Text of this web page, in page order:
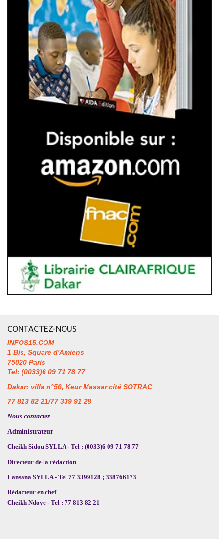
CONTACTEZ-NOUS
INFOS15.COM
1 Bis, Square d'Amiens
75020 Paris
Tel: (0033)6 09 71 78 77
Dakar: villa n°56, Keur Massar cité SOTRAC
77 813 82 21/77 339 91 28
Nous contacter
Administrateur
Cheikh Sidou SYLLA - Tel : (0033)6 09 71 78 77
Directeur de la rédaction
Lansana SYLLA - Tel 77 3399128 ; 338766173
Rédacteur en chef
Cheikh Ndoye - Tel : 77 813 82 21